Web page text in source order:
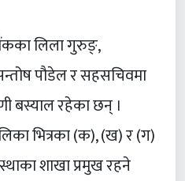
बैंकका लिला गुरुङ्,
पौडेल र सहसचिवमा
बस्याल रहेका छन् ।
भित्रका (क), (ख) र (ग)
शाखा प्रमुख रहने